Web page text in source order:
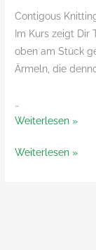
Contigous
Im Kurs zeigt Dir
oben am Stück
Ärmeln, die
…
Contigous
mit
Weiterlesen »
Contigous
Weiterlesen »